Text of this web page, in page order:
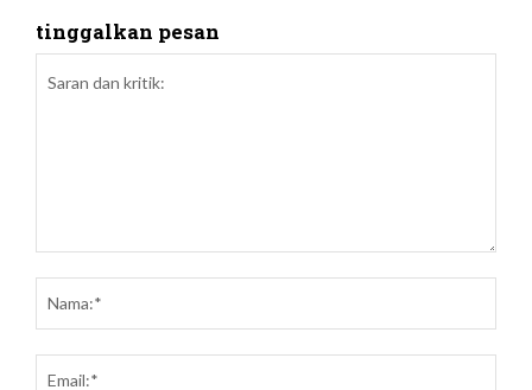
tinggalkan pesan
kritik: